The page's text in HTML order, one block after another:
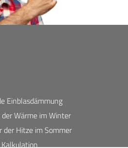
Einblasdämmung
Wärme im Winter
der Hitze im Sommer
Kalkulation